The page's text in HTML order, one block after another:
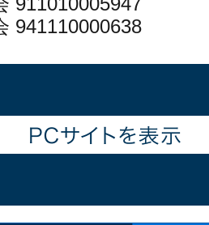
941110000638